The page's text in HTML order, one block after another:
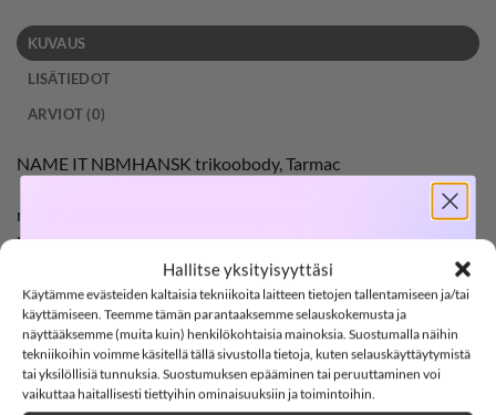
Hallitse yksityisyyttäsi
Käytämme evästeiden kaltaisia tekniikoita laitteen tietojen tallentamiseen ja/tai
käyttämiseen. Teemme tämän parantaaksemme selauskokemusta ja
näyttääksemme (muita kuin) henkilökohtaisia mainoksia. Suostumalla näihin
tekniikoihin voimme käsitellä tällä sivustolla tietoja, kuten selauskäyttäytymistä
tai yksilöllisiä tunnuksia. Suostumuksen epääminen tai peruuttaminen voi
vaikuttaa haitallisesti tiettyihin ominaisuuksiin ja toimintoihin.
KUVAUS
LISÄTIEDOT
ARVIOT (0)
NAME IT NBMHANSK trikoobody, Tarmac
name it NBMHANSK on ihanan pehmeä,
luomupuuvillainen trikoobody ribbineulosta.
Lyhythihaisessa bodyssa on nappikiinnitys edessä ja nepparit
haaruksessa.
HUOM! Sävy on todellinen ensimäisessä kuvassa.
Materiaali: 57 % luomupuuvillaa, 38 % modalia ja 5%
elastaania
SOFTSHELL
-15%
15% ALENNUS KOODILLA:SOFTSHELL15